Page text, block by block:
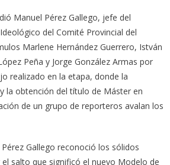
Manuel Pérez Gallego, jefe del
del Comité Provincial del
Marlene Hernández Guerrero, István
Peña y Jorge González Armas por
realizado en la etapa, donde la
la obtención del título de Máster en
de un grupo de reporteros avalan los
Gallego reconoció los sólidos
salto que significó el nuevo Modelo de